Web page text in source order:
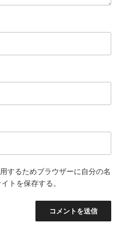
するためブラウザーに自分の名
トを保存する。